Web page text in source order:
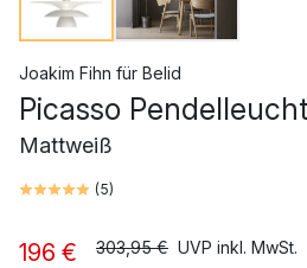
Joakim Fihn für Belid
Picasso
Mattweiß
(5)
196 € 303,95 € UVP inkl. MwSt.